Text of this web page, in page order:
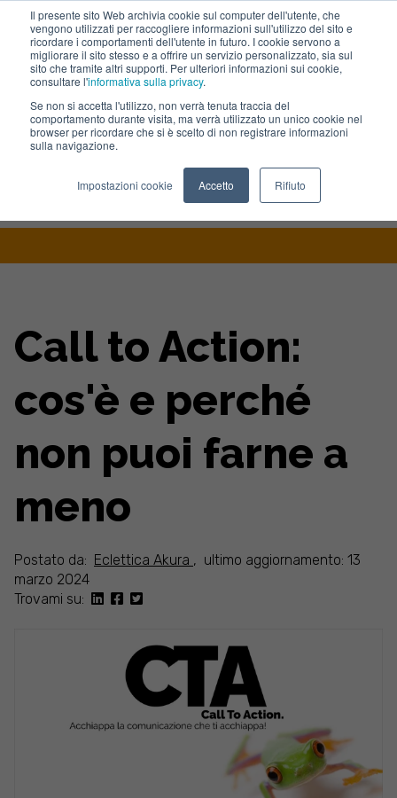
Il presente sito Web archivia cookie sul computer dell'utente, che
vengono utilizzati per raccogliere informazioni sull'utilizzo del sito e
ricordare i comportamenti dell'utente in futuro. I cookie servono a
migliorare il sito stesso e a offrire un servizio personalizzato, sia sul
sito che tramite altri supporti. Per ulteriori informazioni sui cookie,
consultare l'informativa sulla privacy.
Se non si accetta l'utilizzo, non verrà tenuta traccia del
comportamento durante visita, ma verrà utilizzato un unico cookie nel
browser per ricordare che si è scelto di non registrare informazioni
sulla navigazione.
Impostazioni cookie Accetto Rifiuto
Lavora con noi
Call To Action Cose E Perche Non Puoi Farne A
Call to Action:
cos'è e perché
non puoi farne a
meno
Postato da: Eclettica Akura , ultimo aggiornamento: 13
marzo 2024
Trovami su: